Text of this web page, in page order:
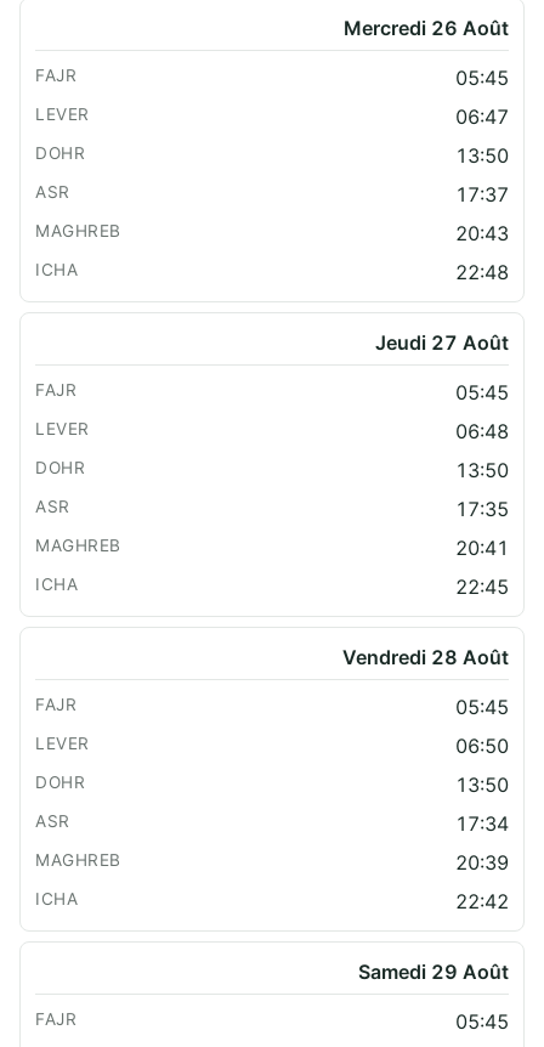
Mercredi 26 Août
05:45
06:47
13:50
17:37
20:43
22:48
Jeudi 27 Août
05:45
06:48
13:50
17:35
20:41
22:45
Vendredi 28 Août
05:45
06:50
13:50
17:34
20:39
22:42
Samedi 29 Août
05:45